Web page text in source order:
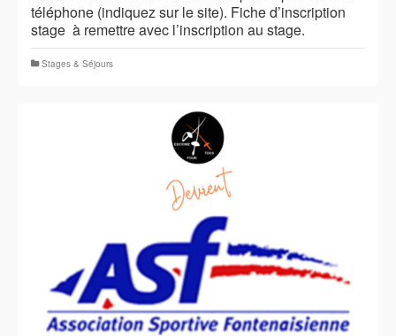
téléphone (indiquez sur le site). Fiche d’inscription
stage à remettre avec l’inscription au stage.
Stages & Séjours